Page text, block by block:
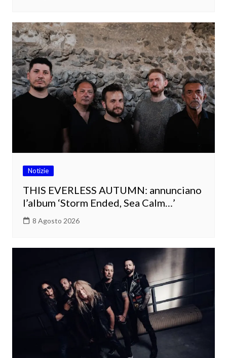
Notizie
THIS EVERLESS AUTUMN: annunciano
l’album ‘Storm Ended, Sea Calm…’
8 Agosto 2026